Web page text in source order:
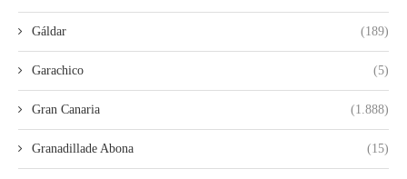
Gáldar (189)
Garachico (5)
Gran Canaria (1.888)
Granadillade Abona (15)